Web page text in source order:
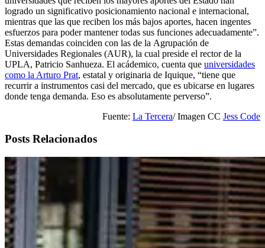
logrado un significativo posicionamiento nacional e internacional,
mientras que las que reciben los más bajos aportes, hacen ingentes
esfuerzos para poder mantener todas sus funciones adecuadamente”.
Estas demandas coinciden con las de la Agrupación de
Universidades Regionales (AUR), la cual preside el rector de la
UPLA, Patricio Sanhueza. El acádemico, cuenta que universidades
como la Arturo Prat, estatal y originaria de Iquique, “tiene que
recurrir a instrumentos casi del mercado, que es ubicarse en lugares
donde tenga demanda. Eso es absolutamente perverso”.
Fuente: La Tercera/ Imagen CC Jess Code
Posts Relacionados